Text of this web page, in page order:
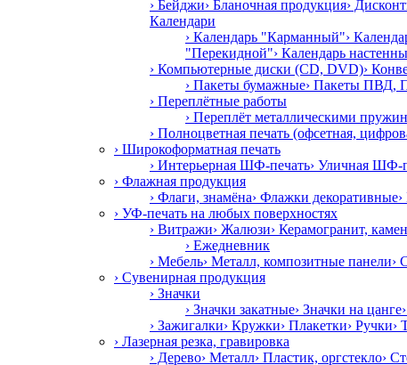
› Бейджи› Бланочная продукция›
Календари
› Календарь "Карманный"›
"Перекидной"› Календарь
› Компьютерные диски (CD, DVD)›
› Пакеты бумажные› Пакеты ПВД,
› Переплётные работы
› Переплёт металлическими
› Полноцветная печать (офсетная,
› Широкоформатная печать
› Интерьерная ШФ-печать› Уличная ШФ-
› Флажная продукция
› Флаги, знамёна› Флажки декоративные
› УФ-печать на любых поверхностях
› Витражи› Жалюзи› Керамогранит,
› Ежедневник
› Мебель› Металл, композитные панели›
› Сувенирная продукция
› Значки
› Значки закатные› Значки на цанге
› Зажигалки› Кружки› Плакетки› Ручки›
› Лазерная резка, гравировка
› Дерево› Металл› Пластик, оргстекло›